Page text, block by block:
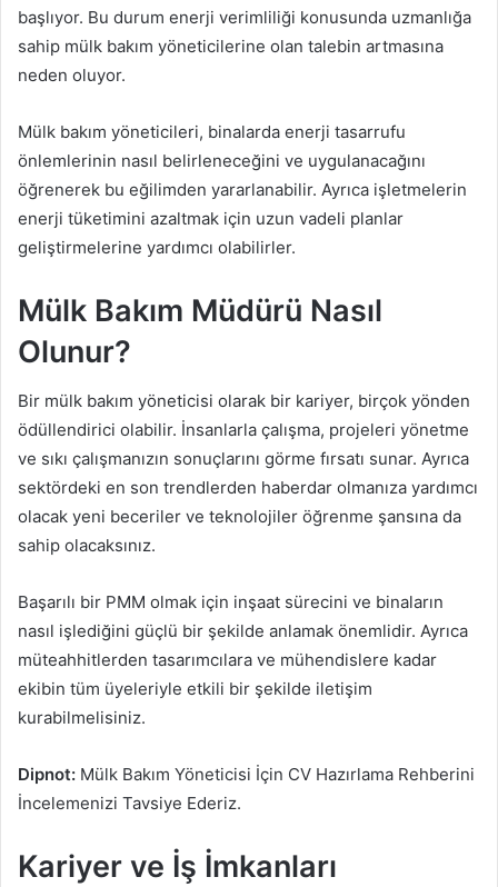
başlıyor. Bu durum enerji verimliliği konusunda uzmanlığa
sahip mülk bakım yöneticilerine olan talebin artmasına
neden oluyor.
Mülk bakım yöneticileri, binalarda enerji tasarrufu
önlemlerinin nasıl belirleneceğini ve uygulanacağını
öğrenerek bu eğilimden yararlanabilir. Ayrıca işletmelerin
enerji tüketimini azaltmak için uzun vadeli planlar
geliştirmelerine yardımcı olabilirler.
Mülk Bakım Müdürü Nasıl
Olunur?
Bir mülk bakım yöneticisi olarak bir kariyer, birçok yönden
ödüllendirici olabilir. İnsanlarla çalışma, projeleri yönetme
ve sıkı çalışmanızın sonuçlarını görme fırsatı sunar. Ayrıca
sektördeki en son trendlerden haberdar olmanıza yardımcı
olacak yeni beceriler ve teknolojiler öğrenme şansına da
sahip olacaksınız.
Başarılı bir PMM olmak için inşaat sürecini ve binaların
nasıl işlediğini güçlü bir şekilde anlamak önemlidir. Ayrıca
müteahhitlerden tasarımcılara ve mühendislere kadar
ekibin tüm üyeleriyle etkili bir şekilde iletişim
kurabilmelisiniz.
Dipnot: Mülk Bakım Yöneticisi İçin CV Hazırlama Rehberini
İncelemenizi Tavsiye Ederiz.
Kariyer ve İş İmkanları